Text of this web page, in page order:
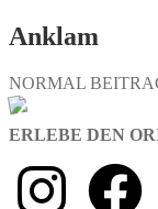
Anklam
NORMAL
ERLEBE DEN